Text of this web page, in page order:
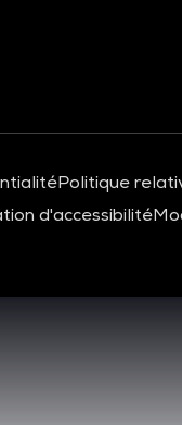
Politique
d'accessibilité